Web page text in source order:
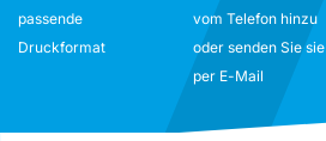
passende
Druckformat
vom Telefon hinzu
oder senden Sie sie
per E-Mail